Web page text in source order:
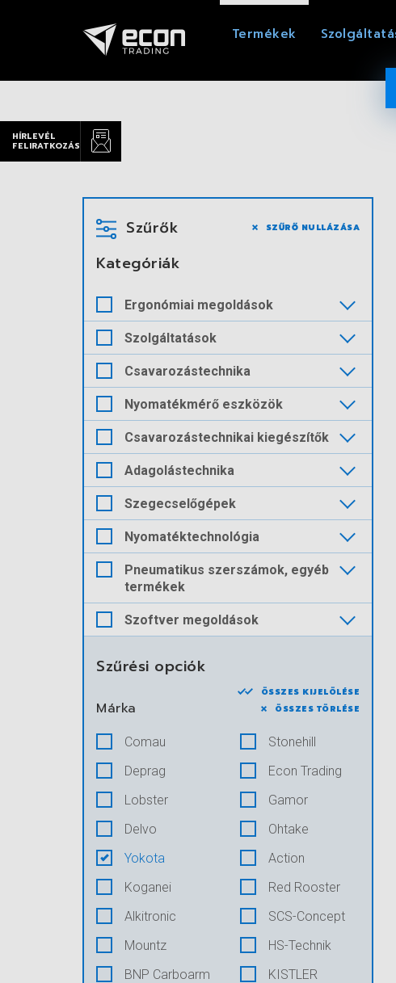
Termékek
HÍRLEVÉL
FELIRATKOZÁS
Szűrők SZŰRŐ NULLÁZÁSA
Kategóriák
Ergonómiai megoldások
Szolgáltatások
Csavarozástechnika
Nyomatékmérő eszközök
Csavarozástechnikai kiegészítők
Adagolástechnika
Szegecselőgépek
Nyomatéktechnológia
Pneumatikus szerszámok, egyéb
termékek
Szoftver megoldások
Szűrési opciók
Márka
ÖSSZES KIJELÖLÉSE
ÖSSZES TÖRLÉSE
Comau
Stonehill
Deprag
Econ Trading
Lobster
Gamor
Delvo
Ohtake
Yokota
Action
Koganei
Red Rooster
Alkitronic
SCS-Concept
Mountz
HS-Technik
BNP Carboarm
KISTLER